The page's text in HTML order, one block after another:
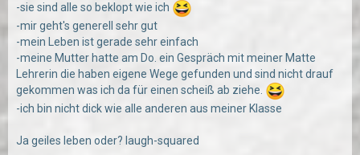
-sie sind alle so beklopt wie ich
-mir geht's generell sehr gut
-mein Leben ist gerade sehr einfach
-meine Mutter hatte am Do. ein Gespräch mit meiner Matte
Lehrerin die haben eigene Wege gefunden und sind nicht drauf
gekommen was ich da für einen scheiß ab ziehe.
-ich bin nicht dick wie alle anderen aus meiner Klasse
Ja geiles leben oder? laugh-squared